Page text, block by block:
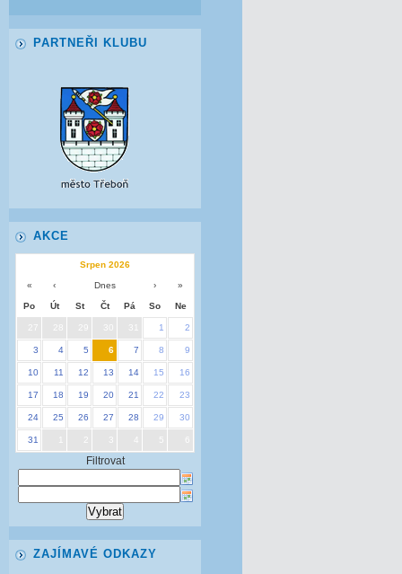
PARTNEŘI KLUBU
AKCE
Srpen 2026
« ‹ Dnes › »
Po Út St Čt Pá So Ne
27 29 30 31 1 2
3 4 5 6 7 8 9
10 11 12 13 14 15 16
17 18 19 20 21 22 23
24 25 26 27 28 29 30
31 3 5
Filtrovat
ZAJÍMAVÉ ODKAZY